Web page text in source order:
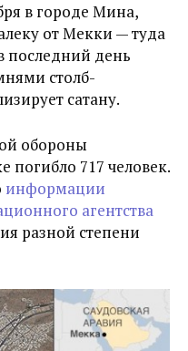
в городе Мина,
от Мекки — туда
последний день
столб-
сатану.
обороны
погибло 717 человек.
информации
агентства
разной степени